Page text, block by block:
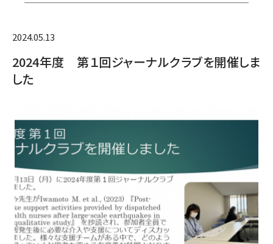
2024.05.13
2024年度 第１回ジャーナルクラブを開催しま
した